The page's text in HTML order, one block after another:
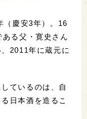
（慶安3年）。16
る父・寛史さん
2011年に蔵元に
ているのは、自
日本酒を造るこ